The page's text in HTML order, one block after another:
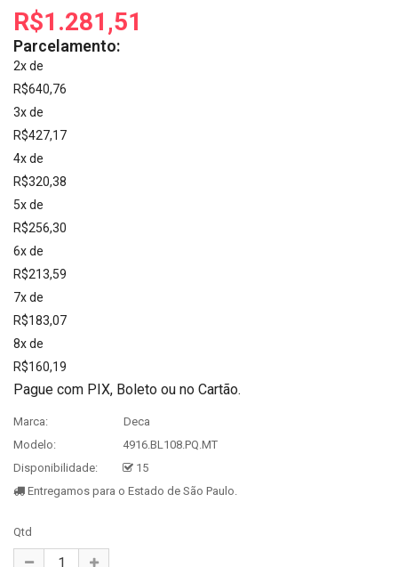
R$1.281,51
Parcelamento:
2x de
R$640,76
3x de
R$427,17
4x de
R$320,38
5x de
R$256,30
6x de
R$213,59
7x de
R$183,07
8x de
R$160,19
Pague com PIX, Boleto ou no Cartão.
Marca:
Deca
Modelo:
4916.BL108.PQ.MT
Disponibilidade:
15
Entregamos para o Estado de São Paulo.
Qtd